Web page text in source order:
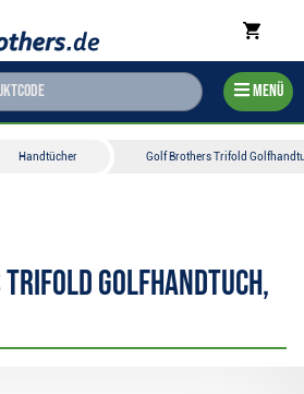
Menü
Handtücher Golf Brothers Trifold
Golfhandtuch,